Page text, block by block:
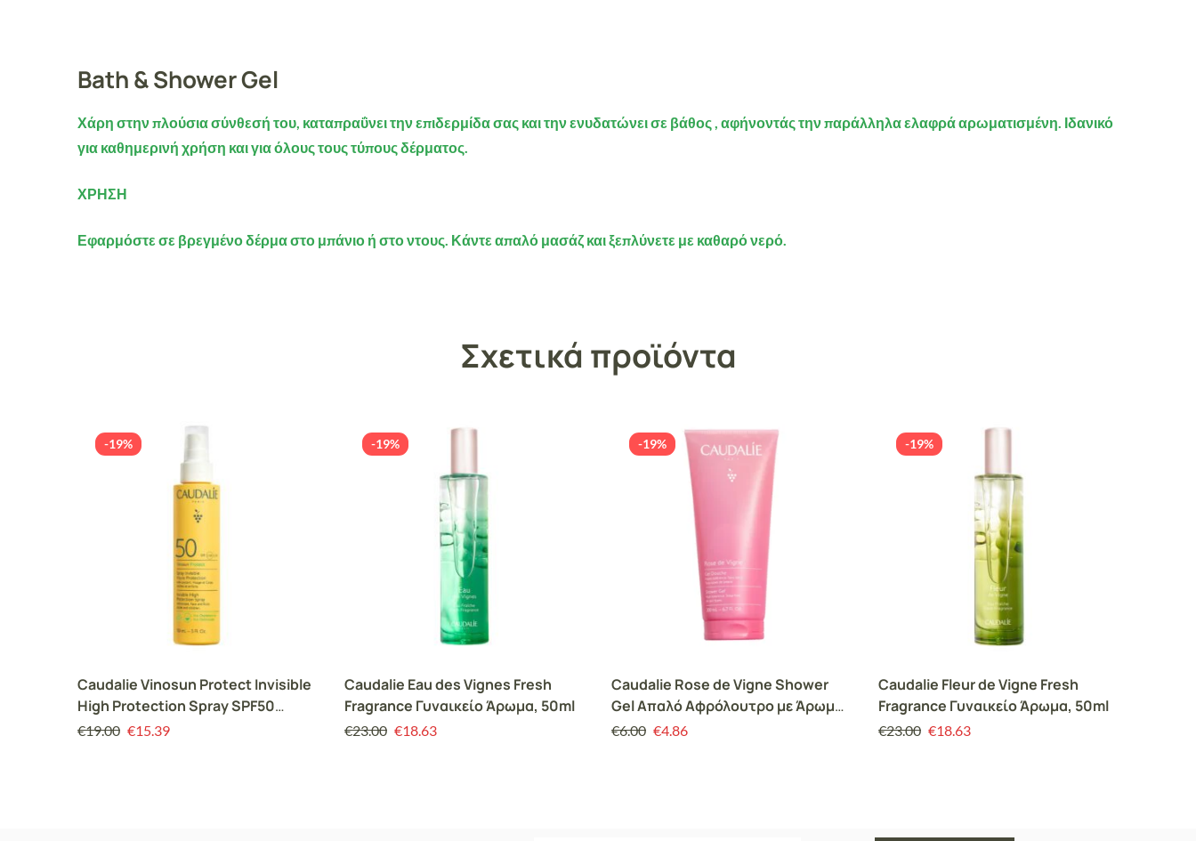
Bath & Shower Gel
Χάρη στην πλούσια σύνθεσή του, καταπραΰνειτην επιδερμίδα σας και τηνενυδατώνει σε βάθος, αφήνοντάς την παράλληλα ελαφρά αρωματισμένη. Ιδανικό
για καθημερινή χρήση και για όλους τους τύπους δέρματος.
ΧΡΗΣΗ
Εφαρμόστε σε βρεγμένο δέρμα στο μπάνιο ή στο ντους. Κάντε απαλό μασάζ και ξεπλύνετε με καθαρό νερό.
Σχετικά προϊόντα
-19%
Caudalie Vinosun Protect Invisible
High Protection Spray SPF50
Αντηλιακό Σπρέι για Πρόσωπο &
€19.00 €15.39
-19%
Caudalie Eau des Vignes Fresh
Fragrance Γυναικείο Άρωμα, 50ml
€23.00 €18.63
-19%
Caudalie Rose de Vigne Shower
Gel Απαλό Αφρόλουτρο με Άρωμα
Τριαντάφυλλο, 200ml
€6.00 €4.86
-19%
Caudalie Fleur de Vigne Fresh
Fragrance Γυναικείο Άρωμα, 50ml
€23.00 €18.63